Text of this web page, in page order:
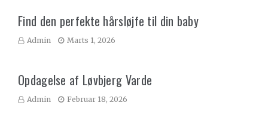
Find den perfekte hårsløjfe til din baby
Admin Marts 1, 2026
Opdagelse af Løvbjerg Varde
Admin Februar 18, 2026